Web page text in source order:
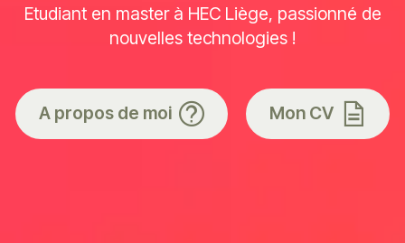
Etudiant en master à HEC Liège, passionné de
nouvelles technologies !
A propos de moi Mon CV